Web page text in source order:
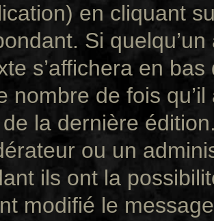
en cliquant
Si
s’affichera en
nombre de fois
de la dernière
ou un
ils ont la
modifié le